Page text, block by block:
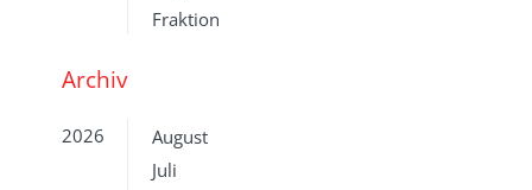
Fraktion
Archiv
2026
August
Juli